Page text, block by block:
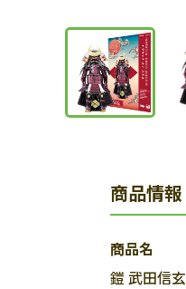
商品情報
商品名
鎧 武田信玄